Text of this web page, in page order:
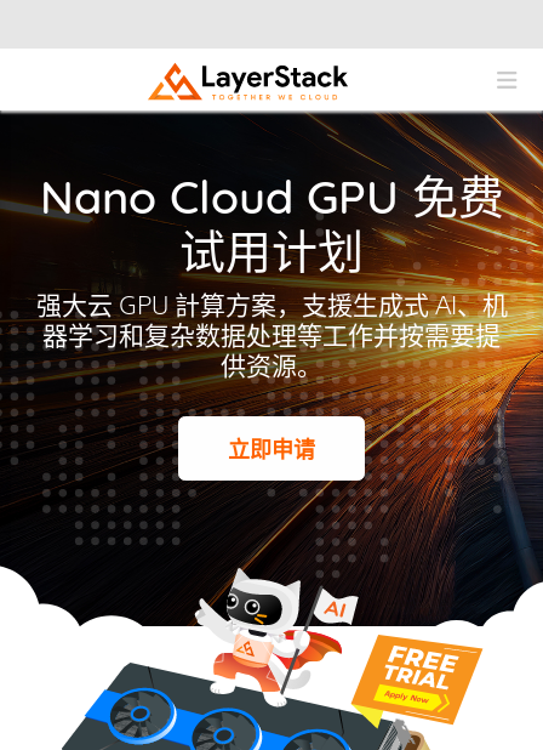
Nano Cloud GPU 免费
试用计划
强大云 GPU 計算方案，支援生成式 AI、机
器学习和复杂数据处理等工作并按需要提
供资源。
立即申请